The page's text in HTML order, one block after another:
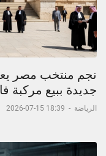
نجم منتخب مصر
جديدة ببيع مركبة
الرياضة -
18:39 15-07-2026